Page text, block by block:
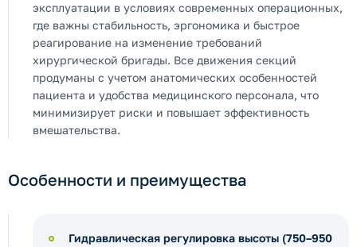
эксплуатации в условиях современных операционных,
где важны стабильность, эргономика и быстрое
реагирование на изменение требований
хирургической бригады. Все движения секций
продуманы с учетом анатомических особенностей
пациента и удобства медицинского персонала, что
минимизирует риски и повышает эффективность
вмешательства.
Особенности и преимущества
Гидравлическая регулировка высоты (750–950